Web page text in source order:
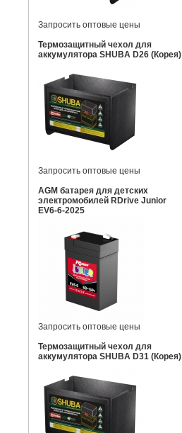
Запросить оптовые цены
Термозащитный чехол для
аккумулятора SHUBA D26 (Корея)
Запросить оптовые цены
AGM батарея для детских
электромобилей RDrive Junior
EV6-6-2025
Запросить оптовые цены
Термозащитный чехол для
аккумулятора SHUBA D31 (Корея)